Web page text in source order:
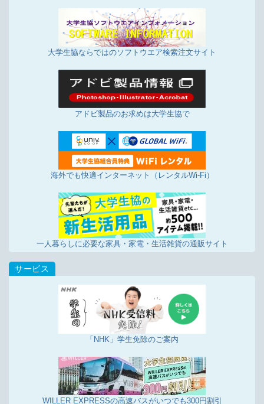
[お知らせ]大学生協食堂「コンパ・懇親会」受付案
3/18更新
15日集計分」を掲載しました
3/7更新
自動車免許の申込みがWEBからできます！
2/21更新
事務用品、日用品などは、大学生協ウイズカウネッ
トをご利用ください。
2/16更新
15日集計分」を掲載しました
2/15更新
自動車免許の申込みがWEBからできます！
1/19更新
トをご利用ください。
1/16更新
店舗投稿版ひとことカード「2023年12月16日～1
月15日集計分」を掲載しました
店舗投稿版ひとことカード「2023年11月16日～12
月15日集計分」を掲載しました
12/14更新
自動車免許の申込みがWEBからできます！
大学生協ならではのソフトウエア検索注文サイト
アドビ製品のお求めは大学生協で
海外でも快適インターネット（レンタルWi-Fi）
一人暮らしに必要な家具・家電・生活雑貨の通販サイト
「NHK」学生免除のご案内
WILLER EXPRESSの高速バスがいつでも300円割引